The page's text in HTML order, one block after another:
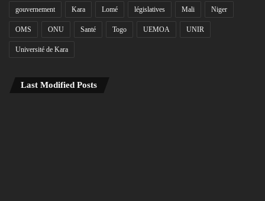
gouvernement Kara Lomé législatives Mali Niger
OMS ONU Santé Togo UEMOA UNIR
Université de Kara
Last Modified Posts